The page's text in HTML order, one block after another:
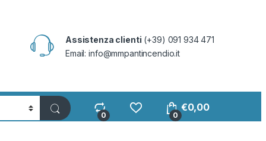
Assistenza clienti (+39) 091 934 471
Email:info@mmpantincendio.it
0 0
€0,00